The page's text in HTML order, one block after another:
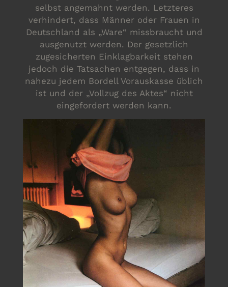
selbst angemahnt werden. Letzteres
verhindert, dass Männer oder Frauen in
Deutschland als „Ware“ missbraucht und
ausgenutzt werden. Der gesetzlich
zugesicherten Einklagbarkeit stehen
jedoch die Tatsachen entgegen, dass in
nahezu jedem Bordell Vorauskasse üblich
ist und der „Vollzug des Aktes“ nicht
eingefordert werden kann.